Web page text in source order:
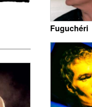
Fuguchéri